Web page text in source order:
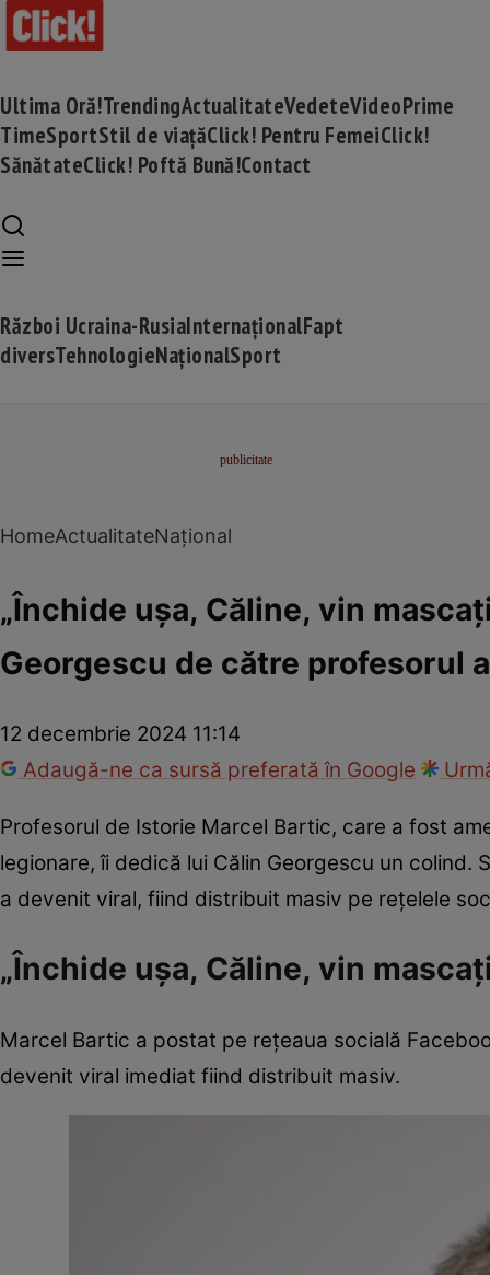
Ultima Oră!TrendingActualitateVedeteVideoPrime
TimeSportStil de viațăClick! Pentru FemeiClick!
SănătateClick! Poftă Bună!Contact
Război Ucraina-RusiaInternaționalFapt
diversTehnologieNaționalSport
HomeActualitateNațional
„Închide ușa, Căline, vin
Georgescu de către profesorul
12 decembrie 2024 11:14
Adaugă-ne ca sursă preferată în Google
Profesorul de Istorie Marcel Bartic, care a fost
legionare, îi dedică lui Călin Georgescu un
a devenit viral, fiind distribuit masiv pe rețelele
„Închide ușa, Căline, vin
Marcel Bartic a postat pe rețeaua socială
devenit viral imediat fiind distribuit masiv.